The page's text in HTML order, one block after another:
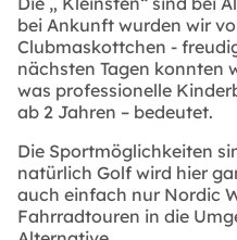
bei Ankunft wurden wir
Clubmaskottchen -
nächsten Tagen konnten
was professionelle
ab 2 Jahren – bedeutet.
Die Sportmöglichkeiten
natürlich Golf wird hier
auch einfach nur Nordic
Fahrradtouren in die